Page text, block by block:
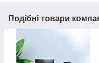
Подібні товари